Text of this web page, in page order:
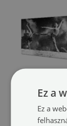
Női balerinák füst
Ez a
Ez a